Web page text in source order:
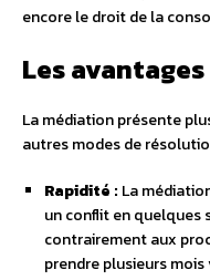
encore le droit de la
Les
La médiation présente
autres modes de
Rapidité : La
un conflit en quelques
contrairement aux
prendre plusieurs mois